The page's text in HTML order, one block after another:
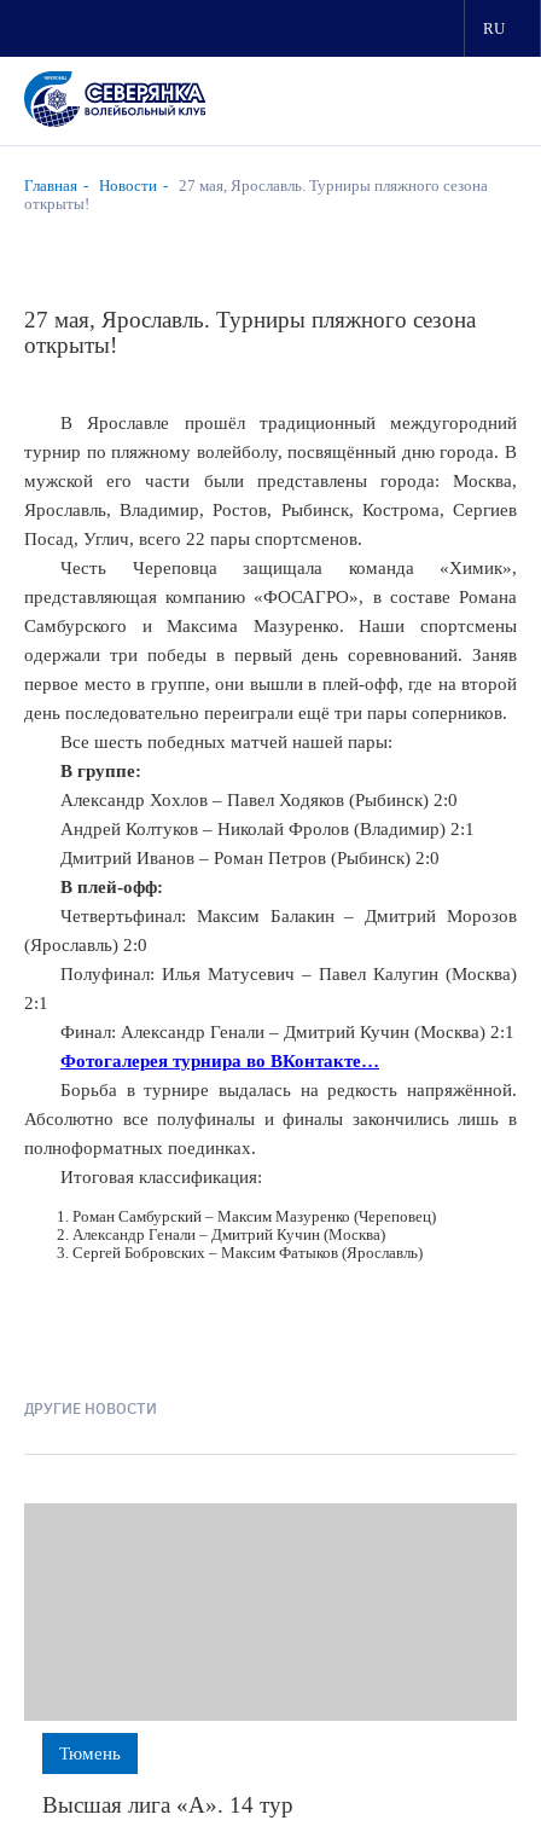
RU
Главная Новости
27 мая, Ярославль. Турниры пляжного сезона
открыты!
27 мая, Ярославль. Турниры пляжного сезона
открыты!
В Ярославле прошёл традиционный междугородний
турнир по пляжному волейболу, посвящённый дню города. В
мужской его части были представлены города: Москва,
Ярославль, Владимир, Ростов, Рыбинск, Кострома, Сергиев
Посад, Углич, всего 22 пары спортсменов.
Честь Череповца защищала команда «Химик»,
представляющая компанию «ФОСАГРО», в составе Романа
Самбурского и Максима Мазуренко. Наши спортсмены
одержали три победы в первый день соревнований. Заняв
первое место в группе, они вышли в плей-офф, где на второй
день последовательно переиграли ещё три пары соперников.
Все шесть победных матчей нашей пары:
В группе:
Александр Хохлов – Павел Ходяков (Рыбинск) 2:0
Андрей Колтуков – Николай Фролов (Владимир) 2:1
Дмитрий Иванов – Роман Петров (Рыбинск) 2:0
В плей-офф:
Четвертьфинал: Максим Балакин – Дмитрий Морозов
(Ярославль) 2:0
Полуфинал: Илья Матусевич – Павел Калугин (Москва)
2:1
Финал: Александр Генали – Дмитрий Кучин (Москва) 2:1
Фотогалерея турнира во ВКонтакте…
Борьба в турнире выдалась на редкость напряжённой.
Абсолютно все полуфиналы и финалы закончились лишь в
полноформатных поединках.
Итоговая классификация:
Роман Самбурский – Максим Мазуренко (Череповец)
Александр Генали – Дмитрий Кучин (Москва)
Сергей Бобровских – Максим Фатыков (Ярославль)
ДРУГИЕ НОВОСТИ
Тюмень
Высшая лига «А». 14 тур